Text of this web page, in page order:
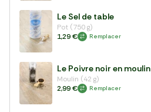
Le Sel de table
Pot (750 g)
1,29 €
Remplacer
Le Poivre noir en moulin
Moulin (42 g)
2,99 €
Remplacer